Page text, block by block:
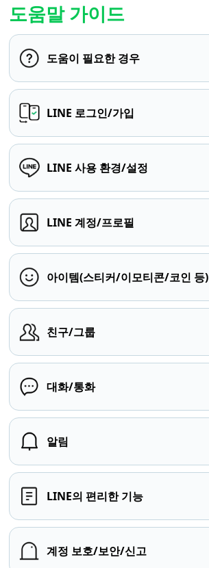
도움말 가이드
도움이 필요한 경우
LINE 로그인/가입
LINE 사용 환경/설정
LINE 계정/프로필
아이템(스티커/이모티콘/코인 등)
친구/그룹
대화/통화
알림
LINE의 편리한 기능
계정 보호/보안/신고